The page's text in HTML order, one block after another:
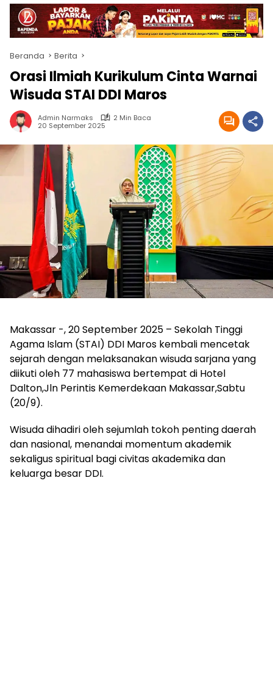
Beranda Berita
Orasi Ilmiah Kurikulum Cinta Warnai
Wisuda STAI DDI Maros
Admin Narmaks
2 Min Baca
20 September 2025
Makassar -, 20 September 2025 – Sekolah Tinggi
Agama Islam (STAI) DDI Maros kembali mencetak
sejarah dengan melaksanakan wisuda sarjana yang
diikuti oleh 77 mahasiswa bertempat di Hotel
Dalton,Jln Perintis Kemerdekaan Makassar,Sabtu
(20/9).
Wisuda dihadiri oleh sejumlah tokoh penting daerah
dan nasional, menandai momentum akademik
sekaligus spiritual bagi civitas akademika dan
keluarga besar DDI.